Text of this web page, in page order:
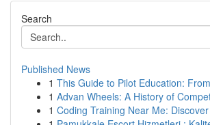
Search
Published News
1 This Guide to Pilot Education:
1 Advan Wheels: A History of
1 Coding Training Near Me: